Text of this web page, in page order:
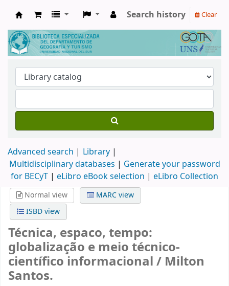
Biblioteca de Geografía y Turismo
Search history Clear
Advanced search
Library
Multidisciplinary databases | Generate your password
for BECyT | eLibro eBook selection | eLibro Collection
Normal view
MARC view
ISBD view
Técnica, espaco, tempo:
globalização e meio técnico-
científico informacional / Milton
Santos.